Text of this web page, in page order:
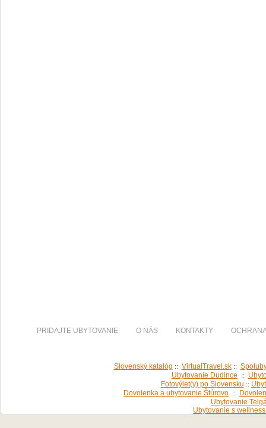
PRIDAJTE UBYTOVANIE O NÁS KONTAKTY
Slovenský katalóg :: VirtualTravel.sk::
Ubytovanie Dudince ::
Fotovýlet(y) po Slovensku ::
Dovolenka a ubytovanie Štúrovo ::
Ubytovanie
Ubytovanie s